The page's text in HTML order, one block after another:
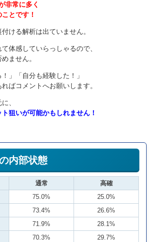
非常に多く
とです！
ける解析は出ていません。
体感していらっしゃるので、
ません。
」「自分も経験した！」
ばコメントへお願いします。
、
狙いが可能かもしれません！
内部状態
通常
高確
75.0%
25.0%
73.4%
26.6%
71.9%
28.1%
70.3%
29.7%